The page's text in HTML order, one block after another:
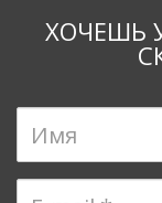
ХОЧЕШЬ